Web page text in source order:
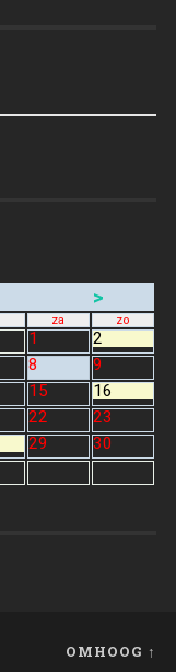
>
za zo
1
2
8
9
15
16
22
23
29
30
OMHOOG ↑